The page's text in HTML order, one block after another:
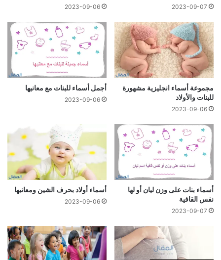
2023-09-07
2023-09-06
مجموعة أسماء انجليزية مشهورة
للبنات والأولاد
2023-09-06
أجمل أسماء للبنات مع معانيها
2023-09-06
أسماء بنات على وزن ليان أو لها
نفس القافية
2023-09-07
أسماء أولاد بحرف الشين ومعانيها
2023-09-06